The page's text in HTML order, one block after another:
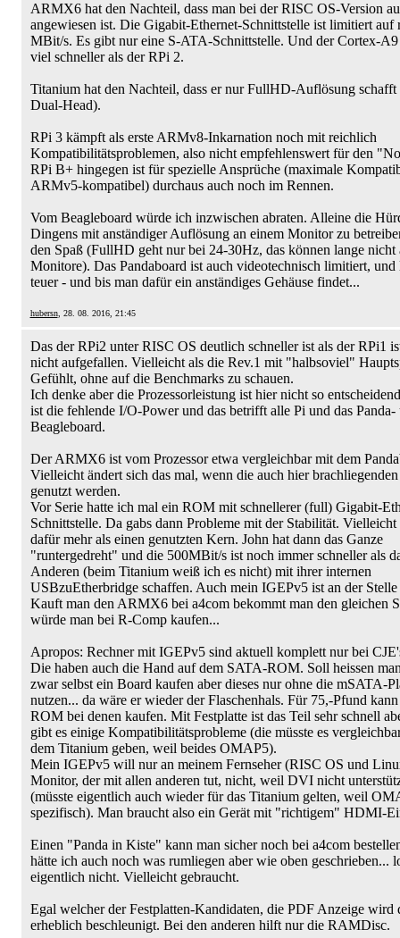
ARMX6 hat den Nachteil, dass man bei der RISC OS-Version
angewiesen ist. Die Gigabit-Ethernet-Schnittstelle ist limitiert auf
MBit/s. Es gibt nur eine S-ATA-Schnittstelle. Und der Cortex-
viel schneller als der RPi 2.
Titanium hat den Nachteil, dass er nur FullHD-Auflösung schafft
Dual-Head).
RPi 3 kämpft als erste ARMv8-Inkarnation noch mit reichlich
Kompatibilitätsproblemen, also nicht empfehlenswert für den
RPi B+ hingegen ist für spezielle Ansprüche (maximale
ARMv5-kompatibel) durchaus auch noch im Rennen.
Vom Beagleboard würde ich inzwischen abraten. Alleine die
Dingens mit anständiger Auflösung an einem Monitor zu
den Spaß (FullHD geht nur bei 24-30Hz, das können lange nicht
Monitore). Das Pandaboard ist auch videotechnisch limitiert, und
teuer - und bis man dafür ein anständiges Gehäuse findet...
hubersn, 28. 08. 2016, 21:45
Das der RPi2 unter RISC OS deutlich schneller ist als der RPi1
nicht aufgefallen. Vielleicht als die Rev.1 mit "halbsoviel"
Gefühlt, ohne auf die Benchmarks zu schauen.
Ich denke aber die Prozessorleistung ist hier nicht so
ist die fehlende I/O-Power und das betrifft alle Pi und das Panda-
Beagleboard.
Der ARMX6 ist vom Prozessor etwa vergleichbar mit dem
Vielleicht ändert sich das mal, wenn die auch hier
genutzt werden.
Vor Serie hatte ich mal ein ROM mit schnellerer (full) Gigabit-
Schnittstelle. Da gabs dann Probleme mit der Stabilität. Vielleicht
dafür mehr als einen genutzten Kern. John hat dann das Ganze
"runtergedreht" und die 500MBit/s ist noch immer schneller als
Anderen (beim Titanium weiß ich es nicht) mit ihrer internen
USBzuEtherbridge schaffen. Auch mein IGEPv5 ist an der Stelle
Kauft man den ARMX6 bei a4com bekommt man den gleichen
würde man bei R-Comp kaufen...
Apropos: Rechner mit IGEPv5 sind aktuell komplett nur bei
Die haben auch die Hand auf dem SATA-ROM. Soll heissen
zwar selbst ein Board kaufen aber dieses nur ohne die mSATA-
nutzen... da wäre er wieder der Flaschenhals. Für 75,-Pfund kann
ROM bei denen kaufen. Mit Festplatte ist das Teil sehr schnell
gibt es einige Kompatibilitätsprobleme (die müsste es
dem Titanium geben, weil beides OMAP5).
Mein IGEPv5 will nur an meinem Fernseher (RISC OS und
Monitor, der mit allen anderen tut, nicht, weil DVI nicht
(müsste eigentlich auch wieder für das Titanium gelten, weil
spezifisch). Man braucht also ein Gerät mit "richtigem" HDMI-
Einen "Panda in Kiste" kann man sicher noch bei a4com
hätte ich auch noch was rumliegen aber wie oben geschrieben...
eigentlich nicht. Vielleicht gebraucht.
Egal welcher der Festplatten-Kandidaten, die PDF Anzeige wird
erheblich beschleunigt. Bei den anderen hilft nur die RAMDisc.